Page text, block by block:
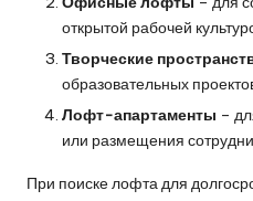
открытой рабочей
Творческие
образовательных
Лофт-апартаменты –
или размещения
При поиске лофта для